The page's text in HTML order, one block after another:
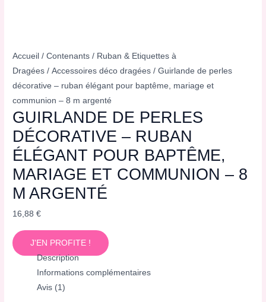
Accueil /Contenants / Ruban & Etiquettes à
Dragées /Accessoires déco dragées / Guirlande de perles
décorative – ruban élégant pour baptême, mariage et
communion – 8 m argenté
GUIRLANDE DE PERLES
DÉCORATIVE – RUBAN
ÉLÉGANT POUR BAPTÊME,
MARIAGE ET COMMUNION – 8
M ARGENTÉ
16,88€
J'EN PROFITE !
Description
Informations complémentaires
Avis (1)